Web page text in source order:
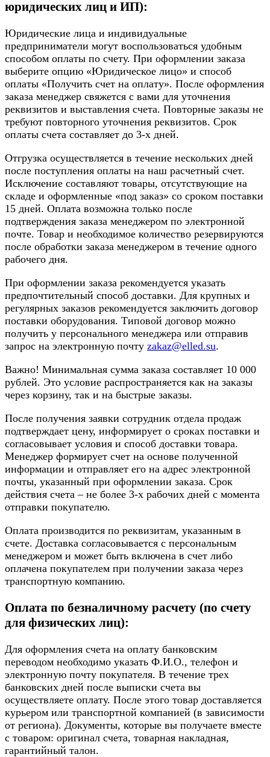
юридических лиц и ИП):
Юридические лица и индивидуальные
предприниматели могут воспользоваться удобным
способом оплаты по счету. При оформлении заказа
выберите опцию «Юридическое лицо» и способ
оплаты «Получить счет на оплату». После оформления
заказа менеджер свяжется с вами для уточнения
реквизитов и выставления счета. Повторные заказы не
требуют повторного уточнения реквизитов. Срок
оплаты счета составляет до 3-х дней.
Отгрузка осуществляется в течение нескольких дней
после поступления оплаты на наш расчетный счет.
Исключение составляют товары, отсутствующие на
складе и оформленные «под заказ» со сроком поставки
15 дней. Оплата возможна только после
подтверждения заказа менеджером по электронной
почте. Товар и необходимое количество резервируются
после обработки заказа менеджером в течение одного
рабочего дня.
При оформлении заказа рекомендуется указать
предпочтительный способ доставки. Для крупных и
регулярных заказов рекомендуется заключить договор
поставки оборудования. Типовой договор можно
получить у персонального менеджера или отправив
запрос на электронную почту zakaz@elled.su.
Важно! Минимальная сумма заказа составляет 10 000
рублей. Это условие распространяется как на заказы
через корзину, так и на быстрые заказы.
После получения заявки сотрудник отдела продаж
подтверждает цену, информирует о сроках поставки и
согласовывает условия и способ доставки товара.
Менеджер формирует счет на основе полученной
информации и отправляет его на адрес электронной
почты, указанный при оформлении заказа. Срок
действия счета – не более 3-х рабочих дней с момента
отправки покупателю.
Оплата производится по реквизитам, указанным в
счете. Доставка согласовывается с персональным
менеджером и может быть включена в счет либо
оплачена покупателем при получении заказа через
транспортную компанию.
Оплата по безналичному расчету (по счету
для физических лиц):
Для оформления счета на оплату банковским
переводом необходимо указать Ф.И.О., телефон и
электронную почту покупателя. В течение трех
банковских дней после выписки счета вы
осуществляете оплату. После этого товар доставляется
курьером или транспортной компанией (в зависимости
от региона). Документы, которые вы получаете вместе
с товаром: оригинал счета, товарная накладная,
гарантийный талон.